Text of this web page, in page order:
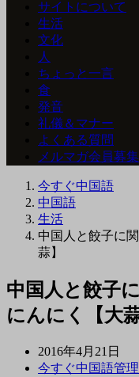
サイトについて
生活
文化
人
ちょっと一言
食
発音
礼儀＆マナー
よくある質問
メルマガ会員募集
今すぐ中国語
中国語
生活
中国人と餃子に
蒜】
中国人と餃子
にんにく【大蒜
2016年4月21日
今すぐ中国語管